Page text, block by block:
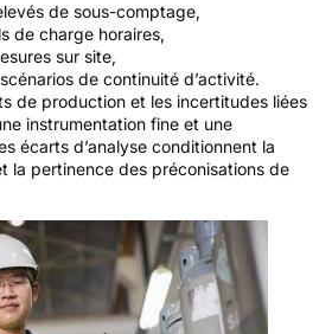
de sous-comptage,
de charge horaires,
sur site,
de continuité d’activité.
de production et les incertitudes liées
instrumentation fine et une
écarts d’analyse conditionnent la
la pertinence des préconisations de